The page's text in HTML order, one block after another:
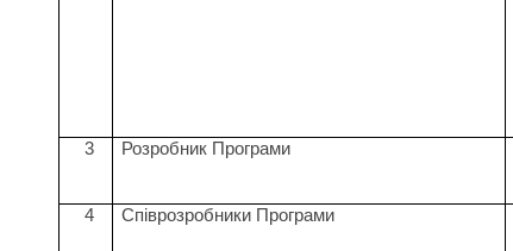
3 Розробник Програми
4 Співрозробники Програми